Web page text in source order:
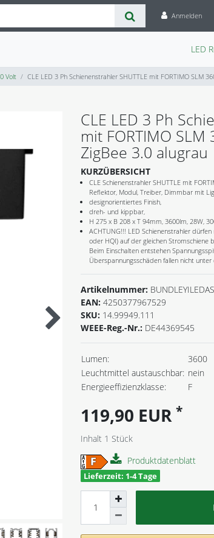
Anmelden
LED
Volt CLE LED 3 Ph Schienenstrahler SHUTTLE mit FORTIMO SLM
CLE LED 3 Ph
mit FORTIMO
ZigBee 3.0 alugrau
KURZÜBERSICHT
CLE Schienenstrahler SHUTTLE mit
Reflektor, Modul, Treiber, Dimmbar mit
designorientiertes Finish,
dreh- und kippbar,
H 275 x B 208 x T 94mm, 3600lm, 28W,
ACHTUNG!!! LED Schienenstrahler
oder HQI) auf der gleichen Stromschiene
Beim Einschalten entstehen
Überspannungsschäden fallen nicht unter
Artikelnummer:
EAN: 4250377967529
SKU: 14.99949.111
WEEE-Reg.-Nr.: DE44369545
Lumen:
3600
Leuchtmittel austauschbar: nein
Energieeffizienzklasse:
F
119,90 EUR *
Inhalt 1 Stück
Produktdatenblatt
Lieferzeit: 1-4 Tage